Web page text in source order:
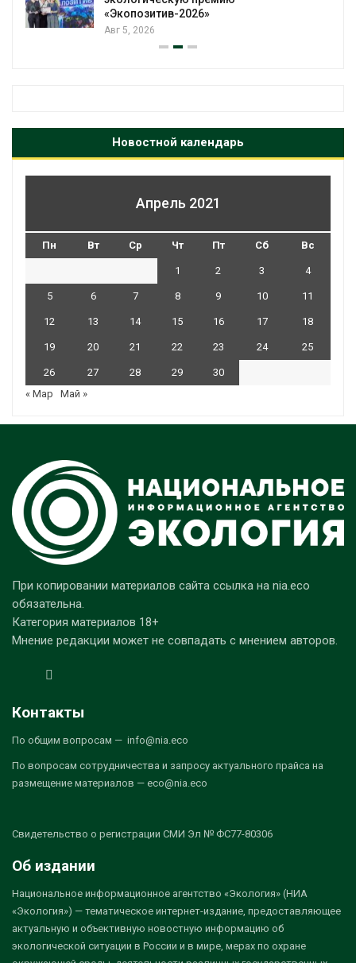
«Экопозитив-2026»
Авг 5, 2026
Новостной календарь
Апрель 2021
Пн Вт Ср Чт Пт Сб Вс
1 2 3 4
5 6 7 8 9 10 11
12 13 14 15 16 17 18
19 20 21 22 23 24 25
26 27 28 29
30
« Мар
Май »
При копировании материалов сайта ссылка на nia.eco
обязательна.
Категория материалов 18+
Мнение редакции может не совпадать с мнением авторов.
Контакты
По общим вопросам — info@nia.eco
По вопросам сотрудничества и запросу актуального прайса на
размещение материалов — eco@nia.eco
Свидетельство о регистрации СМИ Эл № ФС77-80306
Об издании
Национальное информационное агентство «Экология» (НИА
«Экология») — тематическое интернет-издание, предоставляющее
актуальную и объективную новостную информацию об
экологической ситуации в России и в мире, мерах по охране